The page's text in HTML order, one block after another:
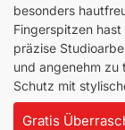
besonders
Fingerspitzen
präzise
und angenehm zu
Schutz mit
Gratis